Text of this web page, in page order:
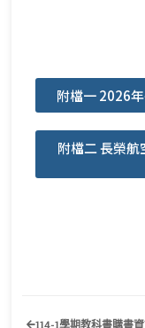
附檔一 2026
附檔二 長榮
114-1學期教科書購書